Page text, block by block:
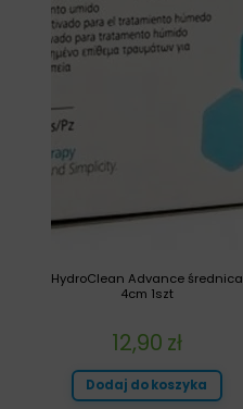
HydroClean Advance średnica
4cm 1szt
12,90 zł
Dodaj do koszyka